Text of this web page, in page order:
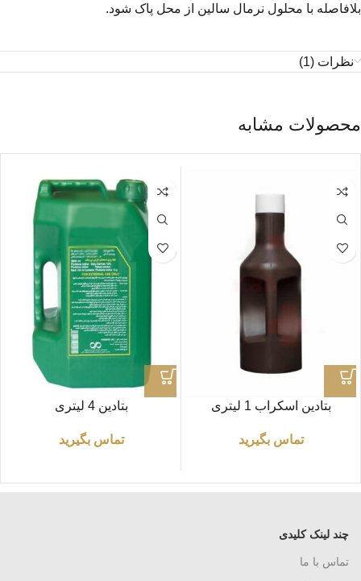
بلافاصله با محلول نرمال سالین از محل پاک شود.
نظرات (1)
محصولات مشابه
بتادین اسکراب 1 لیتری
تماس بگیرید
بتادین 4 لیتری
تماس بگیرید
چند لینک کلیدی
تماس با ما